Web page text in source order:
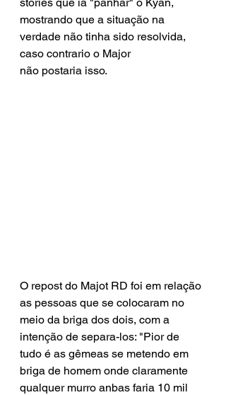
mostrando que a situação na
verdade não tinha sido resolvida,
caso contrario o Major
não postaria isso.
O repost do Majot RD foi em relação
as pessoas que se colocaram no
meio da briga dos dois, com a
intenção de separa-los: "Pior de
tudo é as gêmeas se metendo em
briga de homem onde claramente
qualquer murro anbas faria 10 mil